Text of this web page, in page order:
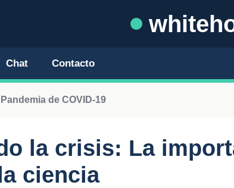
Chat Contacto
Pandemia de COVID-19
la crisis: La
ciencia